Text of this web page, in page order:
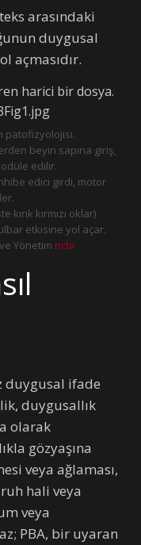
arasındaki
duygusal
açmasıdır.
patofizyolojisi.
beyin sapına giriş,
edilir.
edici girdi, motor
kırmızı oklar)
etkisine yol açar.
Yönetim ncbi
duygusal ifade
duygusallık
olarak
gözyaşına
veya ağlaması,
hali veya
veya
PBA, bir uyaran